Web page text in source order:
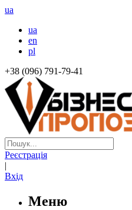
ua
ua
en
pl
+38 (096) 791-79-41
Реєстрація
|
Вхід
Меню